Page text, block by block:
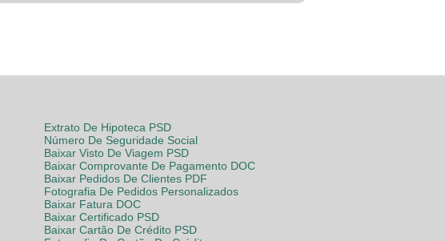
Extrato De Hipoteca PSD
Número De Seguridade Social
Baixar Visto De Viagem PSD
Baixar Comprovante De Pagamento DOC
Baixar Pedidos De Clientes PDF
Fotografia De Pedidos Personalizados
Baixar Fatura DOC
Baixar Certificado PSD
Baixar Cartão De Crédito PSD